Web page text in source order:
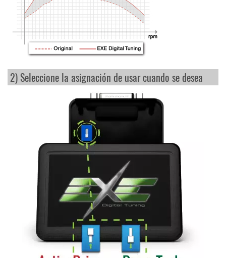
2) Seleccione la asignación de usar cuando se desea